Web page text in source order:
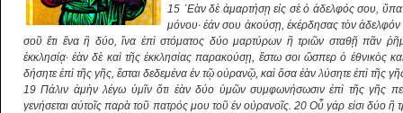
15 ᾿Εὰν δὲ ἁμαρτήσῃ εἰς σὲ ὁ ἀδελφός σου,
μόνου· ἐάν σου ἀκούσῃ, ἐκέρδησας τὸν
σοῦ ἔτι ἕνα ἢ δύο, ἵνα ἐπὶ στόματος δύο μαρτύρων ἢ τριῶν σταθῇ πᾶν
ἐκκλησίᾳ· ἐὰν δὲ καὶ τῆς ἐκκλησίας παρακούσῃ, ἔστω σοι ὥσπερ ὁ ἐθνικὸς
δήσητε ἐπὶ τῆς γῆς, ἔσται δεδεμένα ἐν τῷ οὐρανῷ, καὶ ὅσα ἐὰν λύσητε ἐπὶ τῆς
19 Πάλιν ἀμὴν λέγω ὑμῖν ὅτι ἐὰν δύο ὑμῶν συμφωνήσωσιν ἐπὶ τῆς γῆς
γενήσεται αὐτοῖς παρὰ τοῦ πατρός μου τοῦ ἐν οὐρανοῖς. 20 Οὗ γάρ εἰσι δύο ἢ